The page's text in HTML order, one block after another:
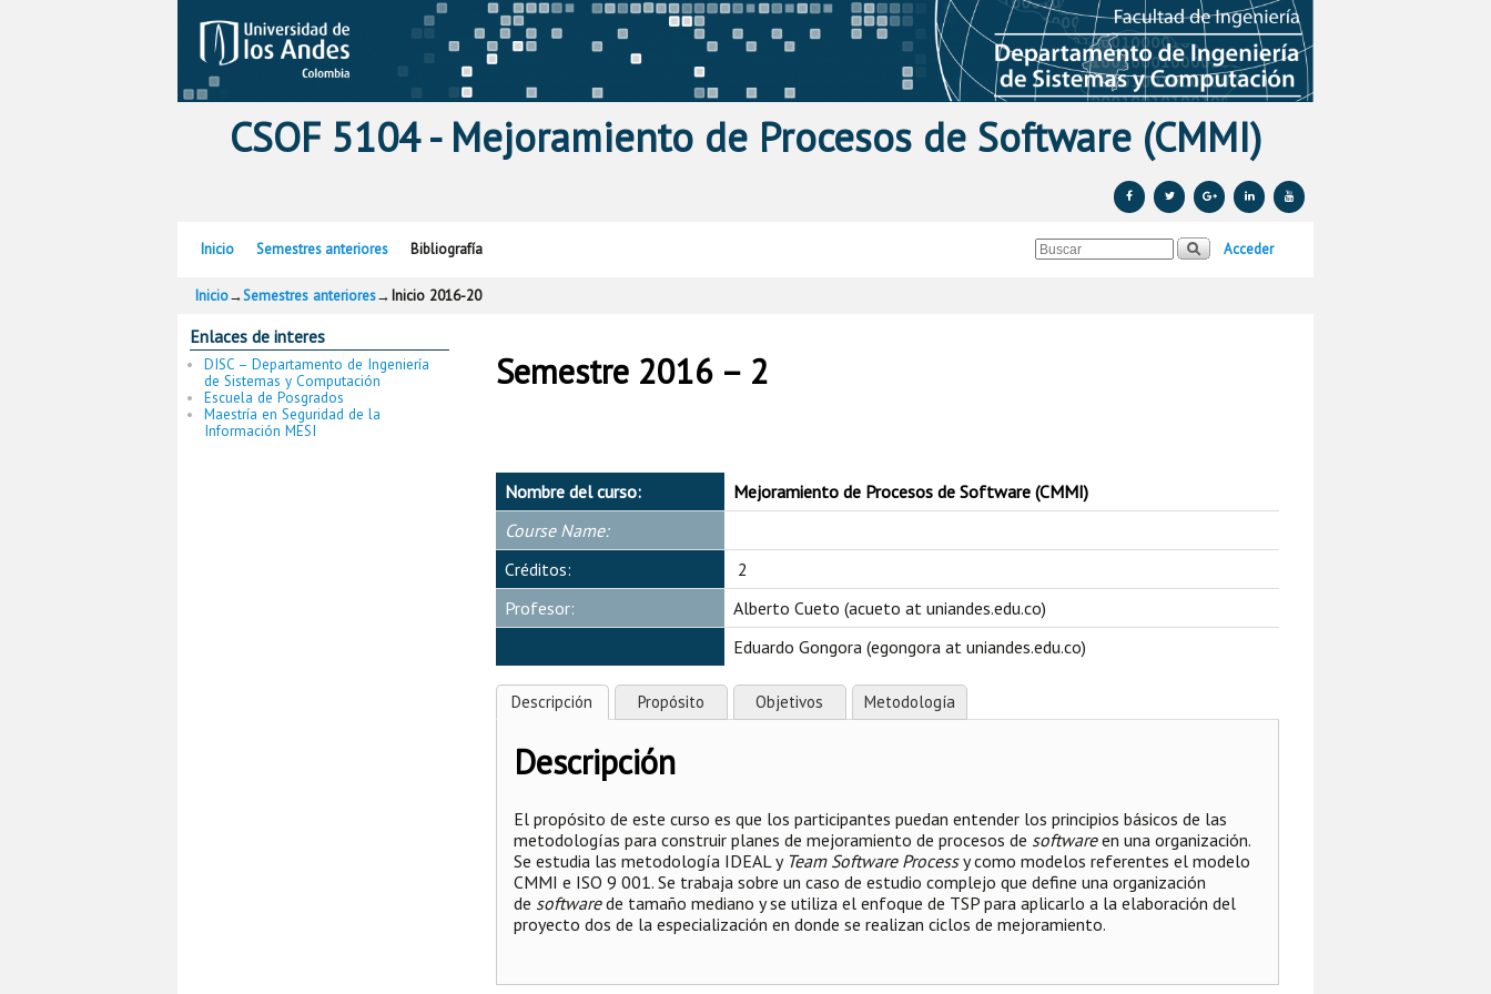
CSOF 5104 - Mejoramiento de Procesos de Software (CMMI)
Inicio Semestres anteriores Bibliografía Acceder
Inicio→Semestres anteriores→ Inicio 2016-20
Enlaces de interes
DISC – Departamento de Ingeniería
de Sistemas y Computación
Escuela de Posgrados
Maestría en Seguridad de la
Información MESI
Semestre 2016 – 2
Nombre del curso:
Mejoramiento de Procesos de Software (CMMI)
Course Name:
Créditos:
2
Profesor:
Alberto Cueto (acueto at uniandes.edu.co)
Eduardo Gongora (egongora at uniandes.edu.co)
Descripción Propósito Objetivos Metodología
Descripción
El propósito de este curso es que los participantes puedan entender los principios básicos de las
metodologías para construir planes de mejoramiento de procesos de softwareen una organización.
Se estudia las metodología IDEAL y Team Software Processy como modelos referentes el modelo
CMMI e ISO 9 001. Se trabaja sobre un caso de estudio complejo que define una organización
de softwarede tamaño mediano y se utiliza el enfoque de TSP para aplicarlo a la elaboración del
proyecto dos de la especialización en donde se realizan ciclos de mejoramiento.